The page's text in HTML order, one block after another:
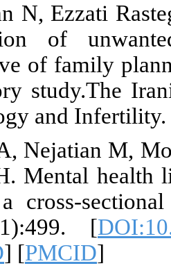
3. Peyman
perspective
exploratory
Gynecology
4. Jafari A,
Tehrani H.
in Iran: a
5] [PMID